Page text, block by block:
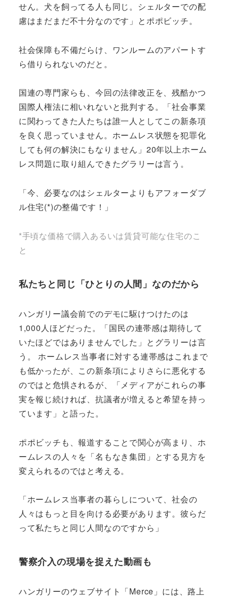
せん。犬を飼ってる人も同じ。シェルターでの配
慮はまだまだ不十分なのです」とポポビッチ。
社会保障も不備だらけ、ワンルームのアパートす
ら借りられないのだと。
国連の専門家らも、今回の法律改正を、残酷かつ
国際人権法に相いれないと批判する。「社会事業
に関わってきた人たちは誰一人としてこの新条項
を良く思っていません。ホームレス状態を犯罪化
しても何の解決にもなりません」20年以上ホーム
レス問題に取り組んできたグラリーは言う。
「今、必要なのはシェルターよりもアフォーダブ
ル住宅(*)の整備です！」
*手頃な価格で購入あるいは賃貸可能な住宅のこ
と
私たちと同じ「ひとりの人間」なのだから
ハンガリー議会前でのデモに駆けつけたのは
1,000人ほどだった。「国民の連帯感は期待して
いたほどではありませんでした」とグラリーは言
う。 ホームレス当事者に対する連帯感はこれまで
も低かったが、この新条項によりさらに悪化する
のではと危惧されるが、「メディアがこれらの事
実を報じ続ければ、抗議者が増えると希望を持っ
ています」と語った。
ポポビッチも、報道することで関心が高まり、ホ
ームレスの人々を「名もなき集団」とする見方を
変えられるのではと考える。
「ホームレス当事者の暮らしについて、社会の
人々はもっと目を向ける必要があります。彼らだ
って私たちと同じ人間なのですから」
警察介入の現場を捉えた動画も
ハンガリーのウェブサイト「Merce」には、路上